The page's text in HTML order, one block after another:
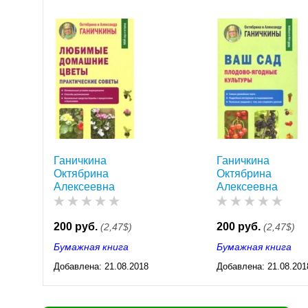
Ганичкина
Октябрина
Алексеевна
200 руб. (2,47$)
Бумажная книга
Добавлена: 21.08.2018
04:44
Ганичкина
Октябрина
Алексеевна
200 руб. (2,47$)
Бумажная книга
Добавлена:
04:44